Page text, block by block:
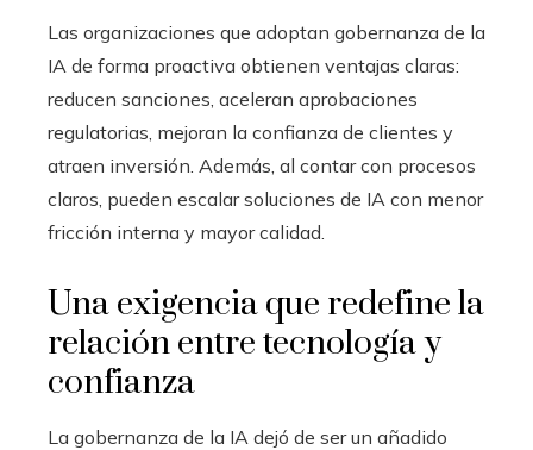
Las organizaciones que adoptan gobernanza de la
IA de forma proactiva obtienen ventajas claras:
reducen sanciones, aceleran aprobaciones
regulatorias, mejoran la confianza de clientes y
atraen inversión. Además, al contar con procesos
claros, pueden escalar soluciones de IA con menor
fricción interna y mayor calidad.
Una exigencia que redefine la
relación entre tecnología y
confianza
La gobernanza de la IA dejó de ser un añadido